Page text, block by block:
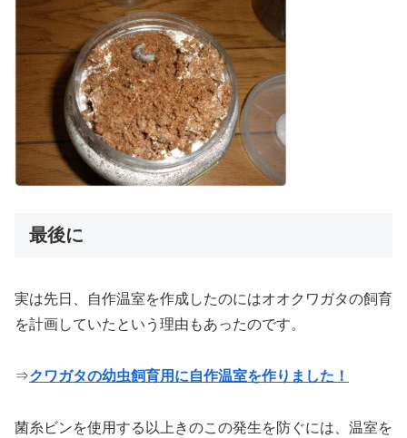
最後に
実は先日、自作温室を作成したのにはオオクワガタの飼育
を計画していたという理由もあったのです。
⇒クワガタの幼虫飼育用に自作温室を作りました！
菌糸ビンを使用する以上きのこの発生を防ぐには、温室を